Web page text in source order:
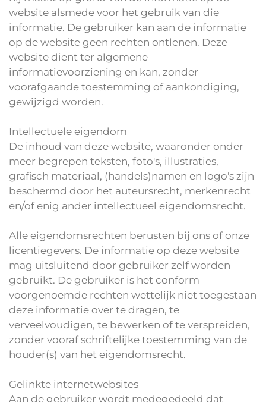
website alsmede voor het gebruik van die
informatie. De gebruiker kan aan de informatie
op de website geen rechten ontlenen. Deze
website dient ter algemene
informatievoorziening en kan, zonder
voorafgaande toestemming of aankondiging,
gewijzigd worden.
Intellectuele eigendom
De inhoud van deze website, waaronder onder
meer begrepen teksten, foto's, illustraties,
grafisch materiaal, (handels)namen en logo's zijn
beschermd door het auteursrecht, merkenrecht
en/of enig ander intellectueel eigendomsrecht.
Alle eigendomsrechten berusten bij ons of onze
licentiegevers. De informatie op deze website
mag uitsluitend door gebruiker zelf worden
gebruikt. De gebruiker is het conform
voorgenoemde rechten wettelijk niet toegestaan
deze informatie over te dragen, te
verveelvoudigen, te bewerken of te verspreiden,
zonder vooraf schriftelijke toestemming van de
houder(s) van het eigendomsrecht.
Gelinkte internetwebsites
Aan de gebruiker wordt medegedeeld dat